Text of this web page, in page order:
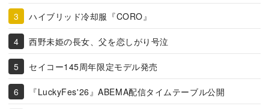
ハイブリッド冷却服『CORO』
西野未姫の長女、父を恋しがり号泣
セイコー145周年限定モデル発売
『LuckyFes'26』ABEMA配信タイムテーブル公開